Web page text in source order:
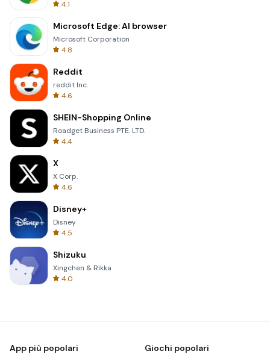
4.1
Microsoft Edge: AI browser
Microsoft Corporation
4.8
Reddit
reddit Inc.
4.6
SHEIN-Shopping Online
Roadget Business PTE. LTD.
4.4
X
X Corp.
4.6
Disney+
Disney
4.5
Shizuku
Xingchen & Rikka
4.0
App più popolari Giochi popolari